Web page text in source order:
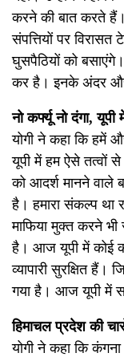
करने की बात करते
संपत्तियों पर
घुसपैठियों को
कर है। इनके अंदर
नो कर्फ्यू नो दंगा,
योगी ने कहा कि हमें
यूपी में हम ऐसे तत्वों
को आदर्श मानने वाले
है। हमारा संकल्प था
माफिया मुक्त करने
है। आज यूपी में कोई
व्यापारी सुरक्षित
गया है। आज यूपी में
हिमाचल प्रदेश की
योगी ने कहा कि